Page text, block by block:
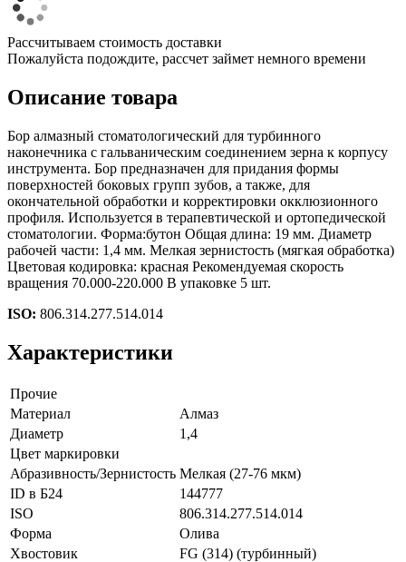
Рассчитываем стоимость доставки
Пожалуйста подождите, рассчет займет немного времени
Описание товара
Бор алмазный стоматологический для турбинного
наконечника с гальваническим соединением зерна к корпусу
инструмента. Бор предназначен для придания формы
поверхностей боковых групп зубов, а также, для
окончательной обработки и корректировки окклюзионного
профиля. Используется в терапевтической и ортопедической
стоматологии. Форма:бутон Общая длина: 19 мм. Диаметр
рабочей части: 1,4 мм. Мелкая зернистость (мягкая обработка)
Цветовая кодировка: красная Рекомендуемая скорость
вращения 70.000-220.000 В упаковке 5 шт.
ISO: 806.314.277.514.014
Характеристики
Прочие
Материал
Алмаз
Диаметр
1,4
Цвет маркировки
Абразивность/Зернистость Мелкая (27-76 мкм)
ID в Б24
144777
ISO
806.314.277.514.014
Форма
Олива
Хвостовик
FG (314) (турбинный)